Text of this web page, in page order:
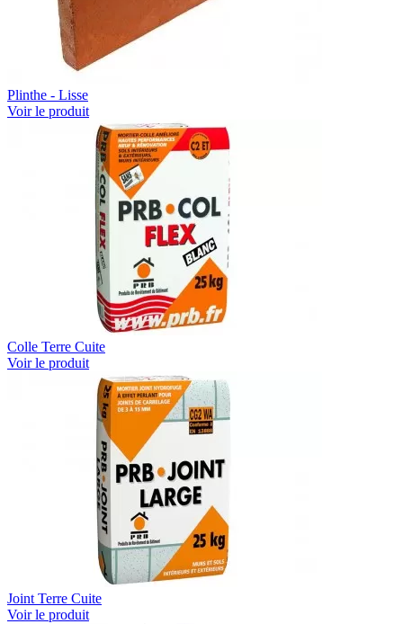
Plinthe - Lisse
Voir le produit
Colle Terre Cuite
Voir le produit
Joint Terre Cuite
Voir le produit